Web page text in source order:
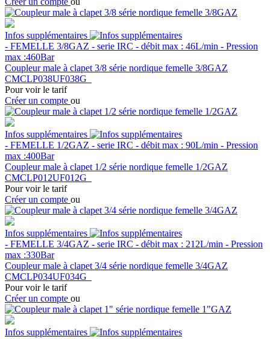
Infos supplémentaires
- FEMELLE 3/8GAZ - serie IRC - débit max : 46L/min - Pression
max :460Bar
Coupleur male à clapet 3/8 série nordique femelle 3/8GAZ
CMCLP038UF038G
Pour voir le tarif
Créer un compte ou
Infos supplémentaires
- FEMELLE 1/2GAZ - serie IRC - débit max : 90L/min - Pression
max :400Bar
Coupleur male à clapet 1/2 série nordique femelle 1/2GAZ
CMCLP012UF012G
Pour voir le tarif
Créer un compte ou
Infos supplémentaires
- FEMELLE 3/4GAZ - serie IRC - débit max : 212L/min - Pression
max :330Bar
Coupleur male à clapet 3/4 série nordique femelle 3/4GAZ
CMCLP034UF034G
Pour voir le tarif
Créer un compte ou
Infos supplémentaires